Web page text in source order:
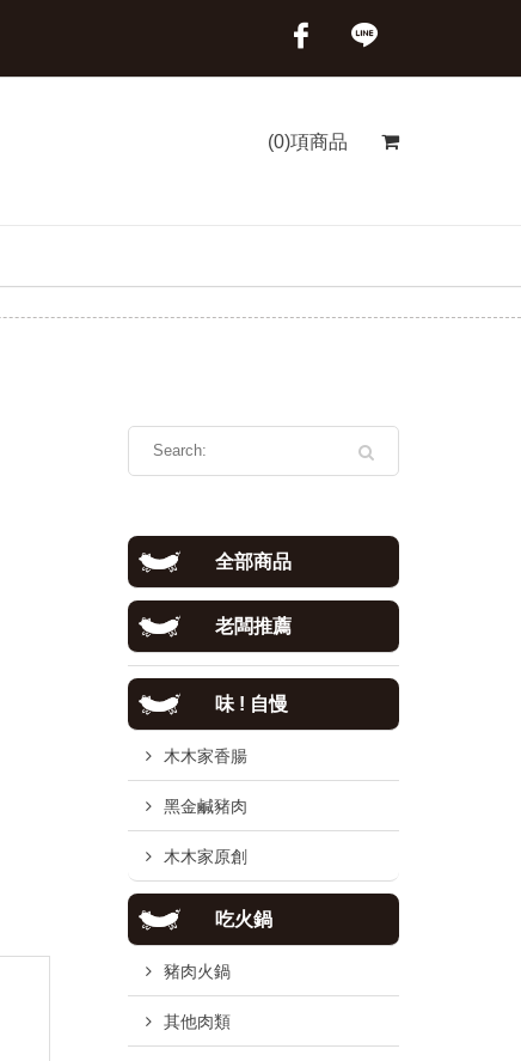
(0)項商品
全部商品
老闆推薦
味 ! 自慢
木木家香腸
黑金鹹豬肉
木木家原創
吃火鍋
豬肉火鍋
其他肉類